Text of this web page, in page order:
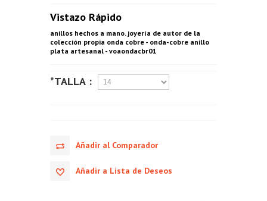
Vistazo Rápido
anillos hechos a mano. joyería de autor de la
colección propia onda cobre - onda-cobre anillo
plata artesanal - voaondacbr01
*TALLA :
Añadir al Comparador
Añadir a Lista de Deseos